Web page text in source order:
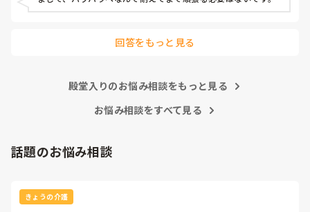
回答をもっと見る
殿堂入りのお悩み相談をもっと見る
お悩み相談をすべて見る
話題のお悩み相談
きょうの介護